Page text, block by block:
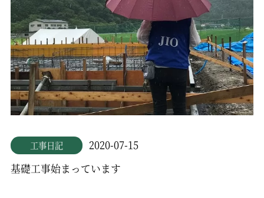
工事日記
2020-07-15
基礎工事始まっています